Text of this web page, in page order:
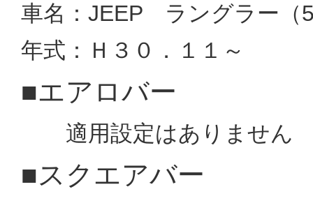
車名：JEEP ラングラー（
年式：Ｈ３０．１１～
■エアロバー
適用設定はありませ
■スクエアバー